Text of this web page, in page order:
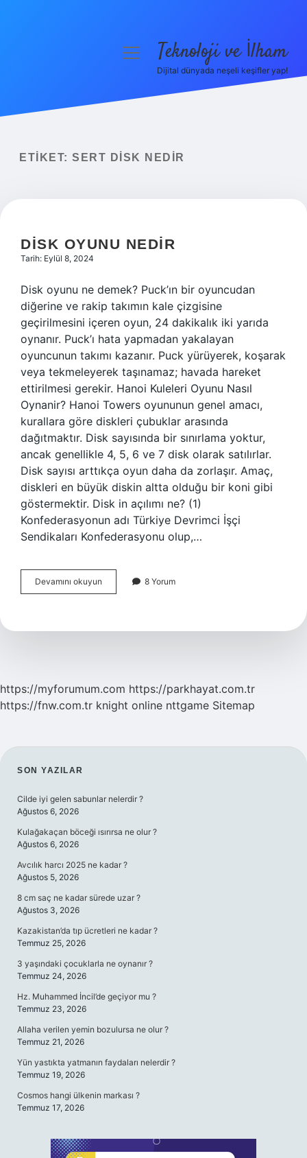
Yasal Uyarı
menüyüTeknoloji ve İlham
Dijital dünyada neşeli keşifler yap!
ETIKET: SERT DISK NEDIR
DISK OYUNU NEDIR
Tarih: Eylül 8, 2024
Disk oyunu ne demek? Puck’ın bir oyuncudan
diğerine ve rakip takımın kale çizgisine
geçirilmesini içeren oyun, 24 dakikalık iki yarıda
oynanır. Puck’ı hata yapmadan yakalayan
oyuncunun takımı kazanır. Puck yürüyerek, koşarak
veya tekmeleyerek taşınamaz; havada hareket
ettirilmesi gerekir. Hanoi Kuleleri Oyunu Nasıl
Oynanir? Hanoi Towers oyununun genel amacı,
kurallara göre diskleri çubuklar arasında
dağıtmaktır. Disk sayısında bir sınırlama yoktur,
ancak genellikle 4, 5, 6 ve 7 disk olarak satılırlar.
Disk sayısı arttıkça oyun daha da zorlaşır. Amaç,
diskleri en büyük diskin altta olduğu bir koni gibi
göstermektir. Disk in açılımı ne? (1)
Konfederasyonun adı Türkiye Devrimci İşçi
Sendikaları Konfederasyonu olup,…
Devamını okuyun
Oyunu
8 Yorum
https://myforumum.com https://parkhayat.com.tr
https://fnw.com.tr knight online nttgame Sitemap
SIDEBAR
SON YAZILAR
Cilde iyi gelen sabunlar nelerdir ?
Ağustos 6, 2026
Kulağakaçan böceği ısırırsa ne olur ?
Ağustos 6, 2026
Avcılık harcı 2025 ne kadar ?
Ağustos 5, 2026
8 cm saç ne kadar sürede uzar ?
Ağustos 3, 2026
Kazakistan’da tıp ücretleri ne kadar ?
Temmuz 25, 2026
3 yaşındaki çocuklarla ne oynanır ?
Temmuz 24, 2026
Hz. Muhammed İncil’de geçiyor mu ?
Temmuz 23, 2026
Allaha verilen yemin bozulursa ne olur ?
Temmuz 21, 2026
Yün yastıkta yatmanın faydaları nelerdir ?
Temmuz 19, 2026
Cosmos hangi ülkenin markası ?
Temmuz 17, 2026